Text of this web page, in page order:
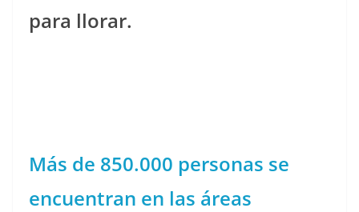
para llorar.
Más de 850.000 personas se
encuentran en las áreas